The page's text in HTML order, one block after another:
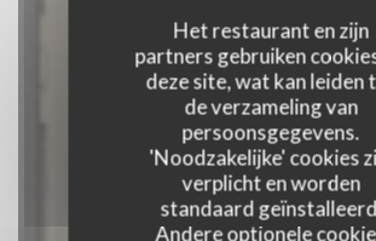
Het restaurant en zijn
partners gebruiken
deze site, wat kan leiden
de verzameling van
persoonsgegevens.
'Noodzakelijke' cookies
verplicht en worden
standaard
Andere optionele